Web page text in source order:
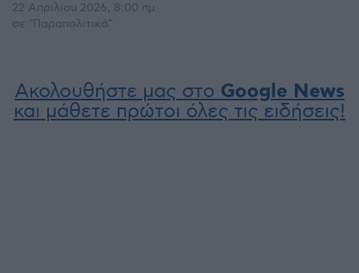
22 Απριλίου 2026, 8:00 πμ
σε "Παραπολιτικά"
Ακολουθήστε μας στο Google News
και μάθετε πρώτοι όλες τις ειδήσεις!